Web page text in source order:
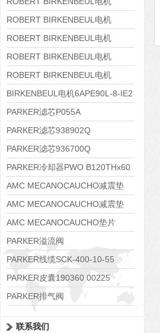
8APE160L-4-IE3
ROBERT BIRKENBEUL电机
8APE112M-6K-IE3
ROBERT BIRKENBEUL电机
8APE100L-2 IE3
ROBERT BIRKENBEUL电机
8APE90S-4 IE3
ROBERT BIRKENBEUL电机
8APE80M-2K-IE3
BIRKENBEUL电机6APE90L-8-IE2
PARKER滤芯P055A
PARKER滤芯938902Q
PARKER滤芯936700Q
PARKER冷却器PWO B120THx60
AMC MECANOCAUCHO减震垫
138552
AMC MECANOCAUCHO减震垫
138551
AMC MECANOCAUCHO垫片
608074
PARKER溢流阀
RE06M35W2N1KWXG087
PARKER线缆SCK-400-10-55
PARKER皮囊190360 00225
PARKER排气阀
联系我们